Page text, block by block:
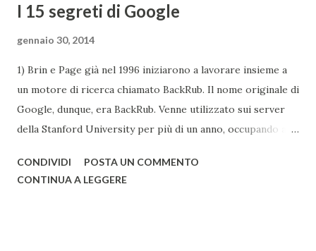
I 15 segreti di Google
gennaio 30, 2014
1) Brin e Page già nel 1996 iniziarono a lavorare insieme a
un motore di ricerca chiamato BackRub. Il nome originale di
Google, dunque, era BackRub. Venne utilizzato sui server
della Stanford University per più di un anno, occupando alla
all'università. Una pagina del fratello maggiore di Google è
CONDIVIDI
POSTA UN COMMENTO
CONTINUA A LEGGERE